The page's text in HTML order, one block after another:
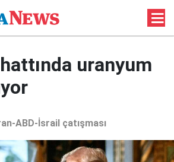
uranyum
ABD-İsrail çatışması